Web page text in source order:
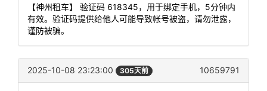
【神州租车】 验证码 618345，用于绑定手机，5分钟内
有效。验证码提供给他人可能导致帐号被盗，请勿泄露，
谨防被骗。
2025-10-08 23:23:00 305天前 10659791